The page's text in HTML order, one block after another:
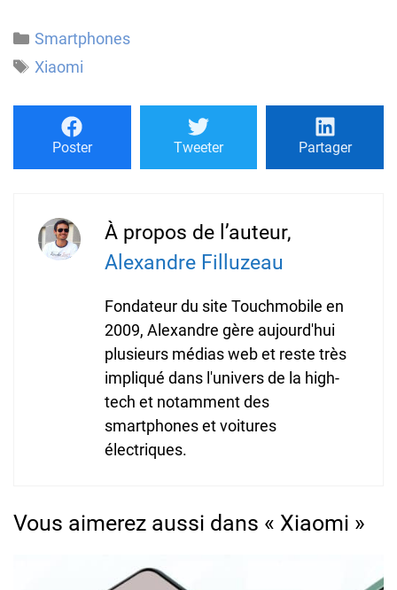
Catégories
Smartphones
Étiquettes
Xiaomi
Poster Tweeter Partager
À propos de l’auteur,
Alexandre Filluzeau
Fondateur du site Touchmobile en
2009, Alexandre gère aujourd'hui
plusieurs médias web et reste très
impliqué dans l'univers de la high-
tech et notamment des
smartphones et voitures
électriques.
Vous aimerez aussi dans « Xiaomi »